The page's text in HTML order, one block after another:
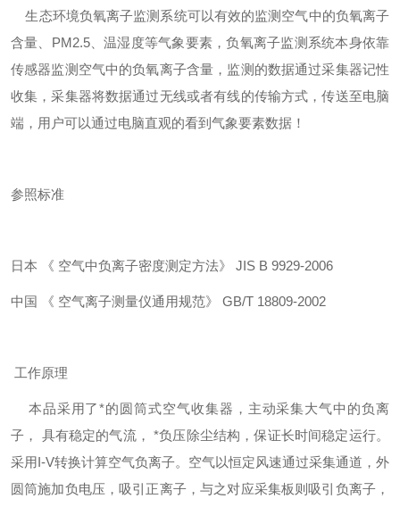
生态环境负氧离子监测系统可以有效的监测空气中的负氧离子
含量、PM2.5、温湿度等气象要素，负氧离子监测系统本身依靠
传感器监测空气中的负氧离子含量，监测的数据通过采集器记性
收集，采集器将数据通过无线或者有线的传输方式，传送至电脑
端，用户可以通过电脑直观的看到气象要素数据！
参照标准
日本 《 空气中负离子密度测定方法》 JIS B 9929-2006
中国 《 空气离子测量仪通用规范》 GB/T 18809-2002
工作原理
本品采用了*的圆筒式空气收集器，主动采集大气中的负离
子， 具有稳定的气流， *负压除尘结构，保证长时间稳定运行。
采用I-V转换计算空气负离子。空气以恒定风速通过采集通道，外
圆筒施加负电压，吸引正离子，与之对应采集板则吸引负离子，